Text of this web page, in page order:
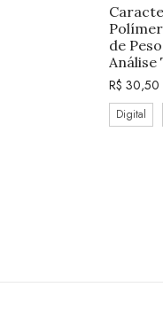
de
Análise
R$ 30,50
Digital